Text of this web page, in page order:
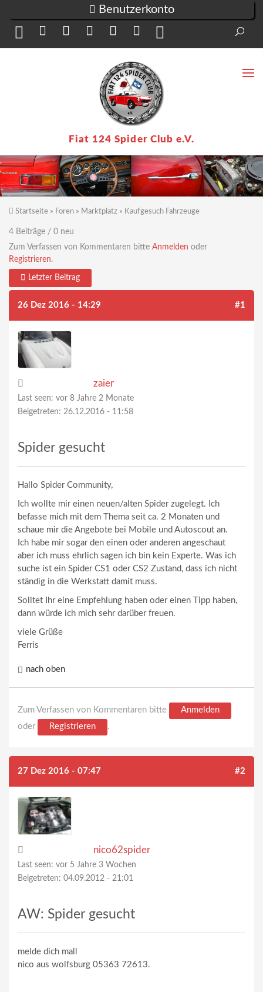
Benutzerkonto
Fiat 124 Spider Club e.V.
Sie sind hier
Startseite » Foren » Marktplatz » Kaufgesuch Fahrzeuge
4 Beiträge / 0 neu
Zum Verfassen von Kommentaren bitte Anmelden oder
Registrieren.
Letzter Beitrag
26 Dez 2016 - 14:29 #1
zaier
Last seen: vor 8 Jahre 2 Monate
Beigetreten: 26.12.2016 - 11:58
Spider gesucht
Hallo Spider Community,
Ich wollte mir einen neuen/alten Spider zugelegt. Ich
befasse mich mit dem Thema seit ca. 2 Monaten und
schaue mir die Angebote bei Mobile und Autoscout an.
Ich habe mir sogar den einen oder anderen angeschaut
aber ich muss ehrlich sagen ich bin kein Experte. Was ich
suche ist ein Spider CS1 oder CS2 Zustand, dass ich nicht
ständig in die Werkstatt damit muss.
Solltet Ihr eine Empfehlung haben oder einen Tipp haben,
dann würde ich mich sehr darüber freuen.
viele Grüße
Ferris
nach oben
Zum Verfassen von Kommentaren bitte
Anmelden
oder
Registrieren .
27 Dez 2016 - 07:47 #2
nico62spider
Last seen: vor 5 Jahre 3 Wochen
Beigetreten: 04.09.2012 - 21:01
AW: Spider gesucht
melde dich mall
nico aus wolfsburg 05363 72613.